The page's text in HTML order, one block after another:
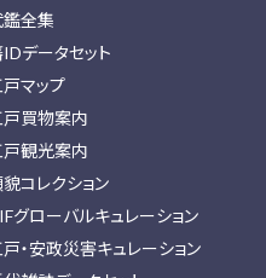
鑑全集
データセット
マップ
戸買物案内
戸観光案内
コレクション
グローバルキュレーション
・安政災害キュレーション